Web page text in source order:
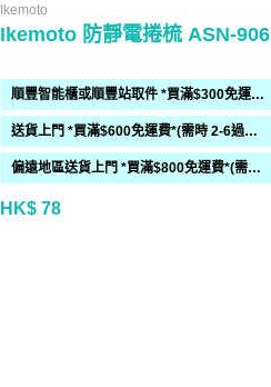
Ikemoto
Ikemoto 防靜電捲梳 ASN-906
順豐智能櫃或順豐站取件 *買滿$300免運費*
送貨上門 *買滿$600免運費*(需時 2-6過工作天)
偏遠地區送貨上門 *買滿$800免運費*(需時 2-6個工作天)
HK$ 78